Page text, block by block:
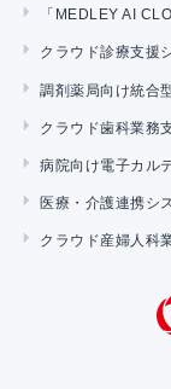
「MEDLEY AI
クラウド診療支援
調剤薬局向け統合
クラウド歯科業務
病院向け電子カル
医療・介護連携シ
クラウド産婦人科